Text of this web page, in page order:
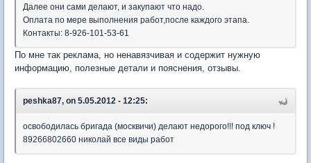
Далее они сами делают, и закупают что надо.
Оплата по мере выполнения работ,после каждого этапа.
Контакты: 8-926-101-53-61
По мне так реклама, но ненавязчивая и содержит нужную
информацию, полезные детали и пояснения, отзывы.
peshka87, on 5.05.2012 - 12:25:
освободилась бригада (москвичи) делают недорого!!! под ключ !
89266802660 николай все виды работ